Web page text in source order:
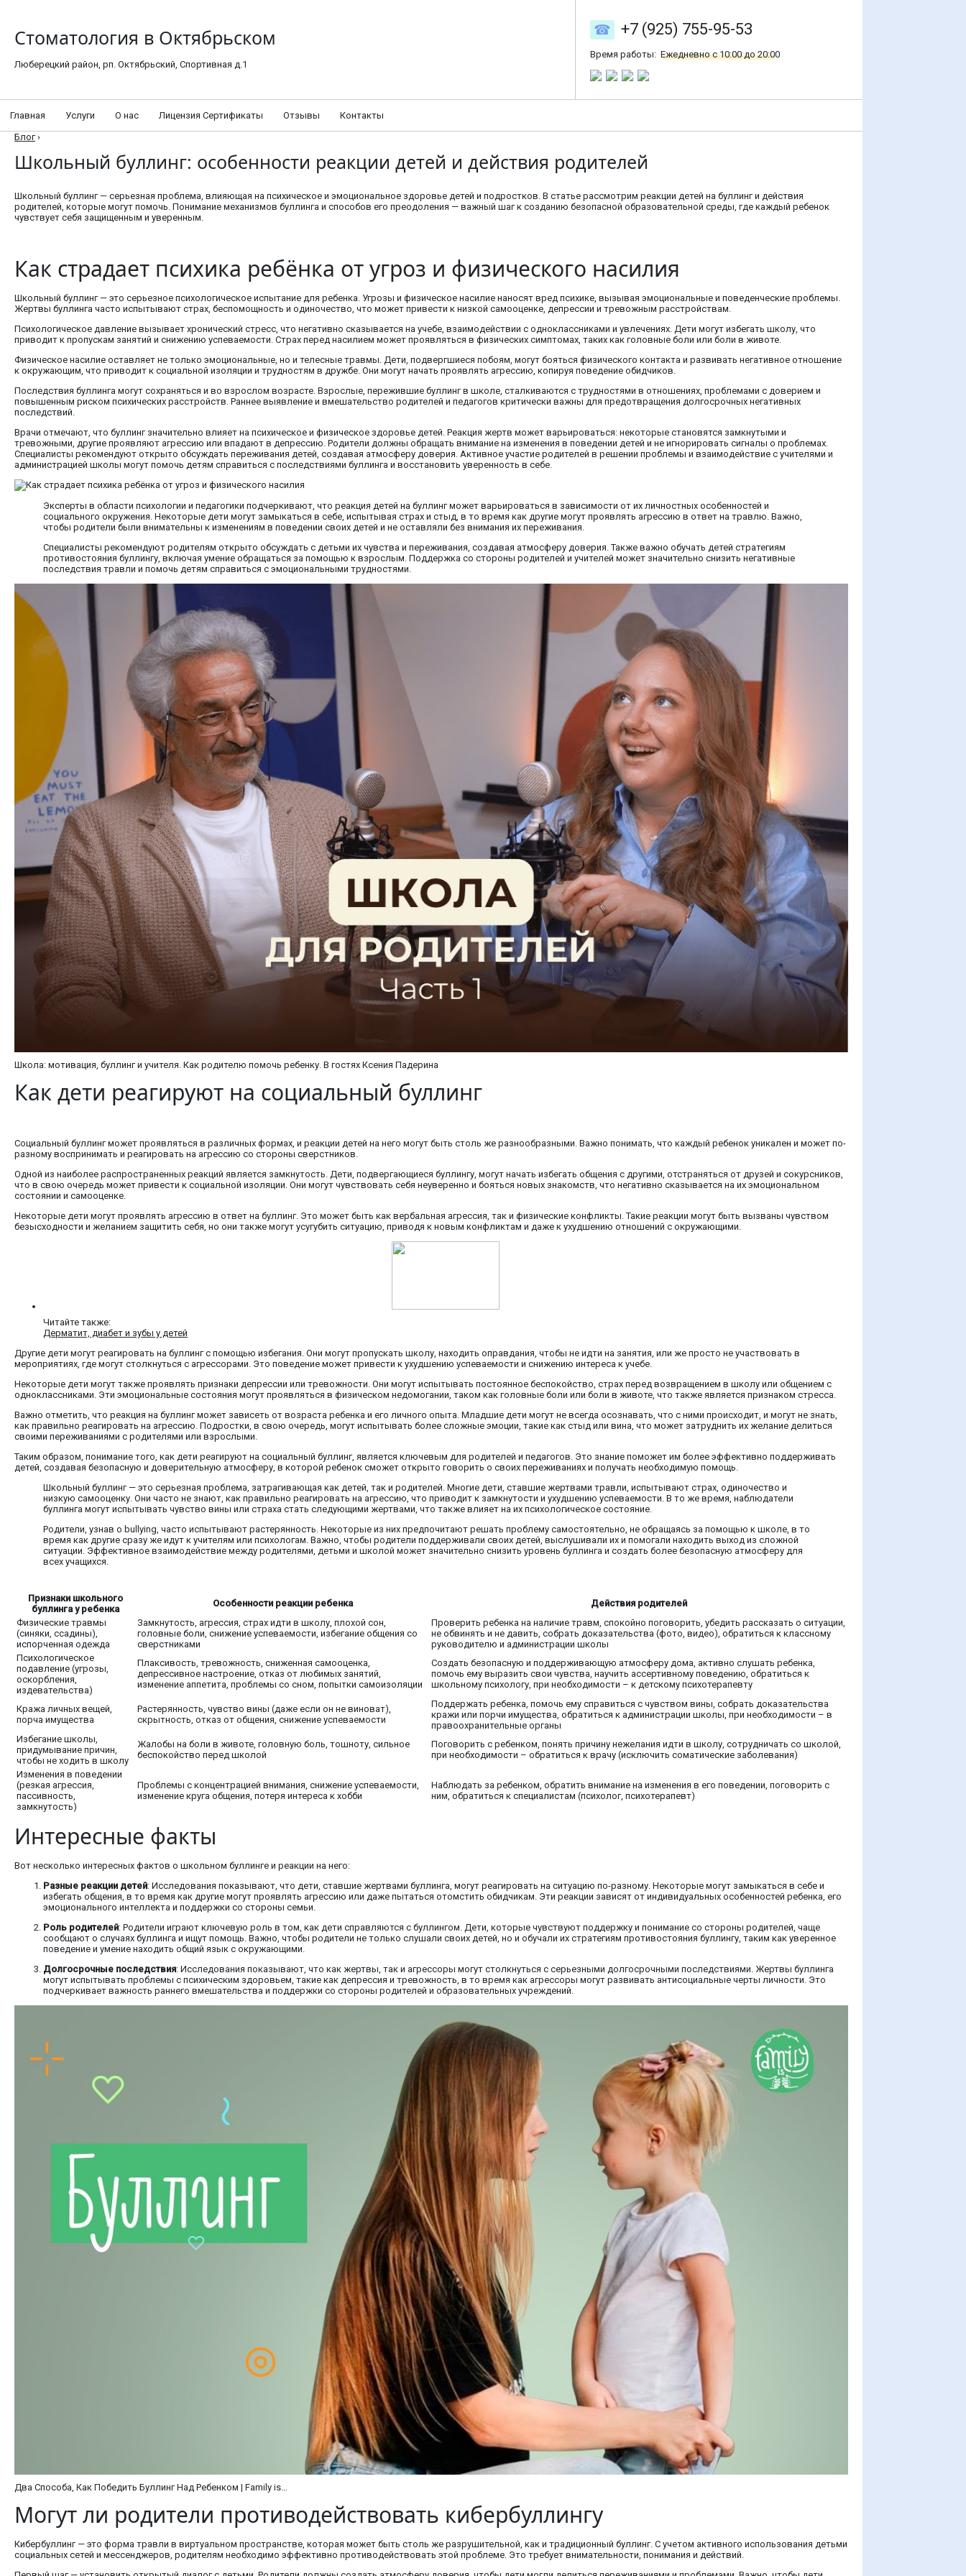
Стоматология в Октябрьском
Люберецкий район, рп. Октябрьский, Спортивная д.1
+7 (925) 755-95-53
Время работы: Ежедневно с 10:00 до 20:00
Главная Услуги О нас Лицензия Сертификаты Отзывы
Контакты
Блог ›
Школьный буллинг: особенности реакции детей и действия родителей
Школьный буллинг — серьезная проблема, влияющая на психическое и эмоциональное здоровье детей и подростков. В статье рассмотрим реакции детей на буллинг и действия
родителей, которые могут помочь. Понимание механизмов буллинга и способов его преодоления — важный шаг к созданию безопасной образовательной среды, где каждый ребенок
чувствует себя защищенным и уверенным.
Как страдает психика ребёнка от угроз и физического насилия
Школьный буллинг — это серьезное психологическое испытание для ребенка. Угрозы и физическое насилие наносят вред психике, вызывая эмоциональные и поведенческие проблемы.
Жертвы буллинга часто испытывают страх, беспомощность и одиночество, что может привести к низкой самооценке, депрессии и тревожным расстройствам.
Психологическое давление вызывает хронический стресс, что негативно сказывается на учебе, взаимодействии с одноклассниками и увлечениях. Дети могут избегать школу, что
приводит к пропускам занятий и снижению успеваемости. Страх перед насилием может проявляться в физических симптомах, таких как головные боли или боли в животе.
Физическое насилие оставляет не только эмоциональные, но и телесные травмы. Дети, подвергшиеся побоям, могут бояться физического контакта и развивать негативное отношение
к окружающим, что приводит к социальной изоляции и трудностям в дружбе. Они могут начать проявлять агрессию, копируя поведение обидчиков.
Последствия буллинга могут сохраняться и во взрослом возрасте. Взрослые, пережившие буллинг в школе, сталкиваются с трудностями в отношениях, проблемами с доверием и
повышенным риском психических расстройств. Раннее выявление и вмешательство родителей и педагогов критически важны для предотвращения долгосрочных негативных
последствий.
Врачи отмечают, что буллинг значительно влияет на психическое и физическое здоровье детей. Реакция жертв может варьироваться: некоторые становятся замкнутыми и
тревожными, другие проявляют агрессию или впадают в депрессию. Родители должны обращать внимание на изменения в поведении детей и не игнорировать сигналы о проблемах.
Специалисты рекомендуют открыто обсуждать переживания детей, создавая атмосферу доверия. Активное участие родителей в решении проблемы и взаимодействие с учителями и
администрацией школы могут помочь детям справиться с последствиями буллинга и восстановить уверенность в себе.
Эксперты в области психологии и педагогики подчеркивают, что реакция детей на буллинг может варьироваться в зависимости от их личностных особенностей и
социального окружения. Некоторые дети могут замыкаться в себе, испытывая страх и стыд, в то время как другие могут проявлять агрессию в ответ на травлю. Важно,
чтобы родители были внимательны к изменениям в поведении своих детей и не оставляли без внимания их переживания.
Специалисты рекомендуют родителям открыто обсуждать с детьми их чувства и переживания, создавая атмосферу доверия. Также важно обучать детей стратегиям
противостояния буллингу, включая умение обращаться за помощью к взрослым. Поддержка со стороны родителей и учителей может значительно снизить негативные
последствия травли и помочь детям справиться с эмоциональными трудностями.
Школа: мотивация, буллинг и учителя. Как родителю помочь ребенку. В гостях Ксения Падерина
Как дети реагируют на социальный буллинг
Социальный буллинг может проявляться в различных формах, и реакции детей на него могут быть столь же разнообразными. Важно понимать, что каждый ребенок уникален и может по-
разному воспринимать и реагировать на агрессию со стороны сверстников.
Одной из наиболее распространенных реакций является замкнутость. Дети, подвергающиеся буллингу, могут начать избегать общения с другими, отстраняться от друзей и сокурсников,
что в свою очередь может привести к социальной изоляции. Они могут чувствовать себя неуверенно и бояться новых знакомств, что негативно сказывается на их эмоциональном
состоянии и самооценке.
Некоторые дети могут проявлять агрессию в ответ на буллинг. Это может быть как вербальная агрессия, так и физические конфликты. Такие реакции могут быть вызваны чувством
безысходности и желанием защитить себя, но они также могут усугубить ситуацию, приводя к новым конфликтам и даже к ухудшению отношений с окружающими.
Читайте также:
Дерматит, диабет и зубы у детей
Другие дети могут реагировать на буллинг с помощью избегания. Они могут пропускать школу, находить оправдания, чтобы не идти на занятия, или же просто не участвовать в
мероприятиях, где могут столкнуться с агрессорами. Это поведение может привести к ухудшению успеваемости и снижению интереса к учебе.
Некоторые дети могут также проявлять признаки депрессии или тревожности. Они могут испытывать постоянное беспокойство, страх перед возвращением в школу или общением с
одноклассниками. Эти эмоциональные состояния могут проявляться в физическом недомогании, таком как головные боли или боли в животе, что также является признаком стресса.
Важно отметить, что реакция на буллинг может зависеть от возраста ребенка и его личного опыта. Младшие дети могут не всегда осознавать, что с ними происходит, и могут не знать,
как правильно реагировать на агрессию. Подростки, в свою очередь, могут испытывать более сложные эмоции, такие как стыд или вина, что может затруднить их желание делиться
своими переживаниями с родителями или взрослыми.
Таким образом, понимание того, как дети реагируют на социальный буллинг, является ключевым для родителей и педагогов. Это знание поможет им более эффективно поддерживать
детей, создавая безопасную и доверительную атмосферу, в которой ребенок сможет открыто говорить о своих переживаниях и получать необходимую помощь.
Школьный буллинг — это серьезная проблема, затрагивающая как детей, так и родителей. Многие дети, ставшие жертвами травли, испытывают страх, одиночество и
низкую самооценку. Они часто не знают, как правильно реагировать на агрессию, что приводит к замкнутости и ухудшению успеваемости. В то же время, наблюдатели
буллинга могут испытывать чувство вины или страха стать следующими жертвами, что также влияет на их психологическое состояние.
Родители, узнав о bullying, часто испытывают растерянность. Некоторые из них предпочитают решать проблему самостоятельно, не обращаясь за помощью к школе, в то
время как другие сразу же идут к учителям или психологам. Важно, чтобы родители поддерживали своих детей, выслушивали их и помогали находить выход из сложной
ситуации. Эффективное взаимодействие между родителями, детьми и школой может значительно снизить уровень буллинга и создать более безопасную атмосферу для
всех учащихся.
Признаки школьного
буллинга у ребенка
Особенности реакции ребенка
Действия родителей
Физические травмы
(синяки, ссадины),
испорченная одежда
Замкнутость, агрессия, страх идти в школу, плохой сон,
головные боли, снижение успеваемости, избегание общения со
сверстниками
Проверить ребенка на наличие травм, спокойно поговорить, убедить рассказать о ситуации,
не обвинять и не давить, собрать доказательства (фото, видео), обратиться к классному
руководителю и администрации школы
Психологическое
подавление (угрозы,
оскорбления,
издевательства)
Плаксивость, тревожность, сниженная самооценка,
депрессивное настроение, отказ от любимых занятий,
изменение аппетита, проблемы со сном, попытки самоизоляции
Создать безопасную и поддерживающую атмосферу дома, активно слушать ребенка,
помочь ему выразить свои чувства, научить ассертивному поведению, обратиться к
школьному психологу, при необходимости – к детскому психотерапевту
Кража личных вещей,
порча имущества
Растерянность, чувство вины (даже если он не виноват),
скрытность, отказ от общения, снижение успеваемости
Поддержать ребенка, помочь ему справиться с чувством вины, собрать доказательства
кражи или порчи имущества, обратиться к администрации школы, при необходимости – в
правоохранительные органы
Избегание школы,
придумывание причин,
чтобы не ходить в школу
Жалобы на боли в животе, головную боль, тошноту, сильное
беспокойство перед школой
Поговорить с ребенком, понять причину нежелания идти в школу, сотрудничать со школой,
при необходимости – обратиться к врачу (исключить соматические заболевания)
Изменения в поведении
(резкая агрессия,
пассивность,
замкнутость)
Проблемы с концентрацией внимания, снижение успеваемости,
изменение круга общения, потеря интереса к хобби
Наблюдать за ребенком, обратить внимание на изменения в его поведении, поговорить с
ним, обратиться к специалистам (психолог, психотерапевт)
Интересные факты
Вот несколько интересных фактов о школьном буллинге и реакции на него:
Разные реакции детей: Исследования показывают, что дети, ставшие жертвами буллинга, могут реагировать на ситуацию по-разному. Некоторые могут замыкаться в себе и
избегать общения, в то время как другие могут проявлять агрессию или даже пытаться отомстить обидчикам. Эти реакции зависят от индивидуальных особенностей ребенка, его
эмоционального интеллекта и поддержки со стороны семьи.
Роль родителей: Родители играют ключевую роль в том, как дети справляются с буллингом. Дети, которые чувствуют поддержку и понимание со стороны родителей, чаще
сообщают о случаях буллинга и ищут помощь. Важно, чтобы родители не только слушали своих детей, но и обучали их стратегиям противостояния буллингу, таким как уверенное
поведение и умение находить общий язык с окружающими.
Долгосрочные последствия: Исследования показывают, что как жертвы, так и агрессоры могут столкнуться с серьезными долгосрочными последствиями. Жертвы буллинга
могут испытывать проблемы с психическим здоровьем, такие как депрессия и тревожность, в то время как агрессоры могут развивать антисоциальные черты личности. Это
подчеркивает важность раннего вмешательства и поддержки со стороны родителей и образовательных учреждений.
Два Способа, Как Победить Буллинг Над Ребенком | Family is…
Могут ли родители противодействовать кибербуллингу
Кибербуллинг — это форма травли в виртуальном пространстве, которая может быть столь же разрушительной, как и традиционный буллинг. С учетом активного использования детьми
социальных сетей и мессенджеров, родителям необходимо эффективно противодействовать этой проблеме. Это требует внимательности, понимания и действий.